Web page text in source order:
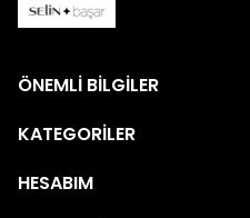
ÖNEMLİ BİLGİLER
KATEGORİLER
HESABIM